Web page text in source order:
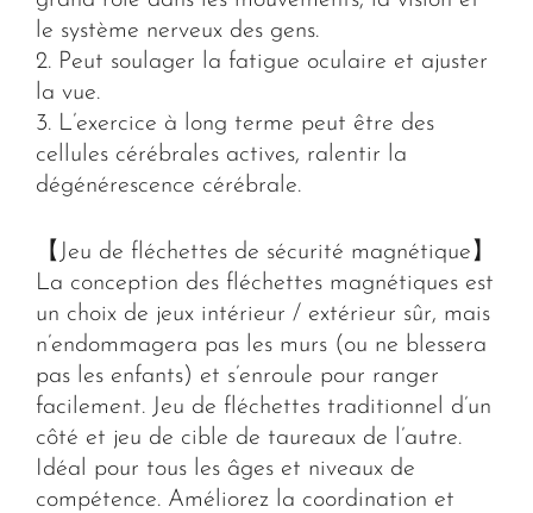
le système nerveux des gens.
2. Peut soulager la fatigue oculaire et ajuster
la vue.
3. L’exercice à long terme peut être des
cellules cérébrales actives, ralentir la
dégénérescence cérébrale.
【Jeu de fléchettes de sécurité magnétique】
La conception des fléchettes magnétiques est
un choix de jeux intérieur / extérieur sûr, mais
n’endommagera pas les murs (ou ne blessera
pas les enfants) et s’enroule pour ranger
facilement. Jeu de fléchettes traditionnel d’un
côté et jeu de cible de taureaux de l’autre.
Idéal pour tous les âges et niveaux de
compétence. Améliorez la coordination et